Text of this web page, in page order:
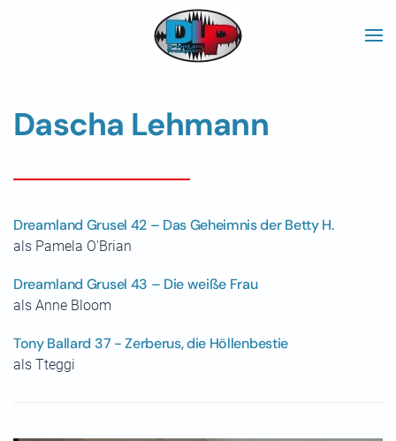
Skip to main content
Dascha Lehmann
Dreamland Grusel 42 – Das Geheimnis der Betty H.
als Pamela O'Brian
Dreamland Grusel 43 – Die weiße Frau
als Anne Bloom
Tony Ballard 37 - Zerberus, die Höllenbestie
als Tteggi